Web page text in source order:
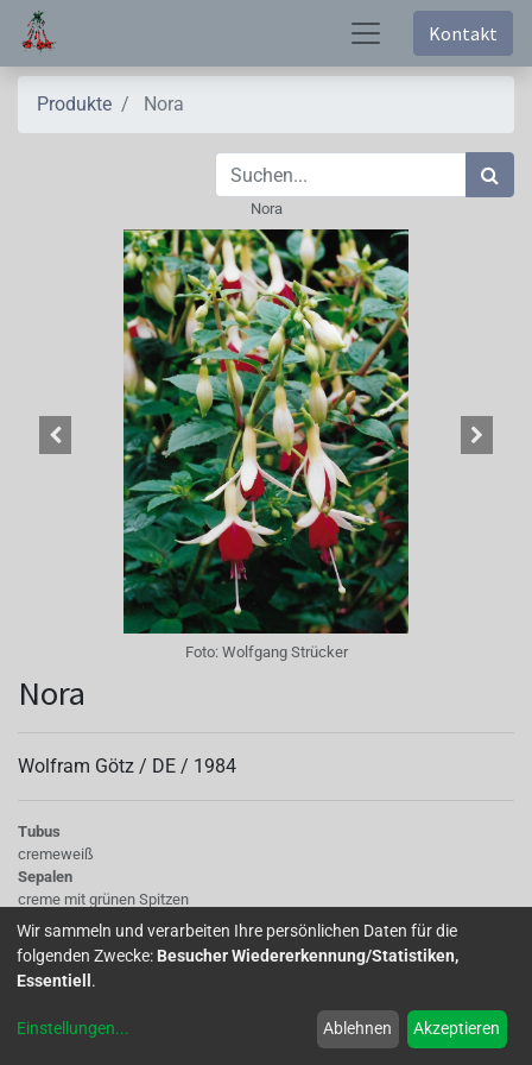
Kontakt
Produkte Nora
Nora
Foto: Wolfgang Strücker
Nora
Wolfram Götz / DE / 1984
Tubus
cremeweiß
Sepalen
creme mit grünen Spitzen
Korolle/Petalen
orangerot
Knospe/Blüte
einfach, mittelgroß
kräftiges Grün
Wir sammeln und verarbeiten Ihre persönlichen Daten für die
folgenden Zwecke: Besucher Wiedererkennung/Statistiken,
Essentiell .
Einstellungen... Ablehnen Akzeptieren